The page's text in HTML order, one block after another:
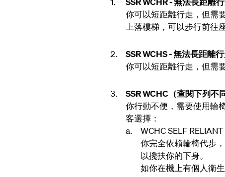
你可以短距離行走，但需
上落樓梯，可以步行前往
SSR WCHS - 無法長距離
你可以短距離行走，但需
SSR WCHC（查閱下列不
你行動不便，需要使用輪
客選擇：
WCHC SELF
你完全依賴輪椅代步
以攙扶你的下身。
如你在機上有個人衛